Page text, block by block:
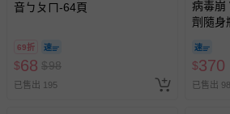
音ㄅㄆㄇ-64頁
69折
$68 $98
已售出 195
病毒崩
劑隨身
$370
已售出